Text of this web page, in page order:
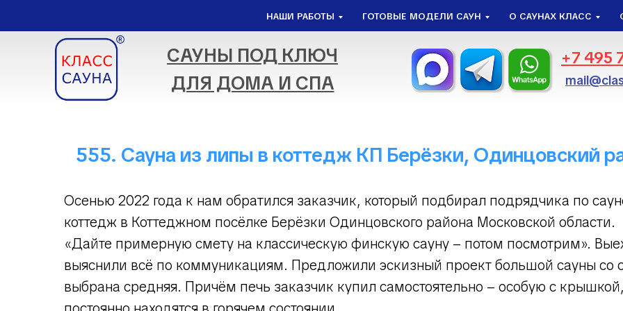
НАШИ РАБОТЫ ГОТОВЫЕ МОДЕЛИ САУН О САУНАХ КЛАСС
САУНЫ ПОД КЛЮЧ
ДЛЯ ДОМА И СПА
+7 495
555. Сауна из липы в коттедж КП Берёзки, Одинцовский
Осенью 2022 года к нам обратился заказчик, который подбирал подрядчика по
коттедж в Коттеджном посёлке Берёзки Одинцовского района Московской области.
«Дайте примерную смету на классическую финскую сауну – потом посмотрим».
выяснили всё по коммуникациям. Предложили эскизный проект большой сауны со
выбрана средняя. Причём печь заказчик купил самостоятельно – особую с